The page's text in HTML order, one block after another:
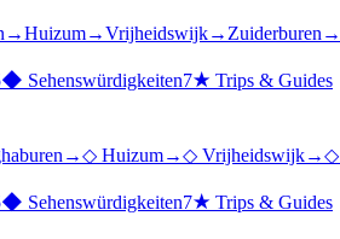
→Huizum→Vrijheidswijk→ Zuiderburen →
◆ Sehenswürdigkeiten7★ Trips & Guides
→◇ Huizum→◇ Vrijheidswijk→◇
◆ Sehenswürdigkeiten7★ Trips & Guides